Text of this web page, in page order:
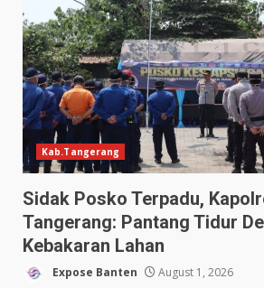
Kab.Tangerang
Sidak Posko Terpadu,
Tangerang: Pantang Tidur
Kebakaran Lahan
Expose Banten August 1, 2026